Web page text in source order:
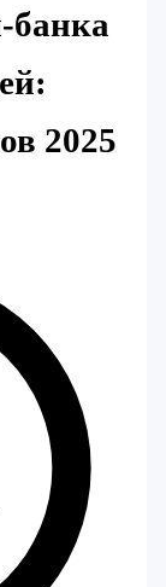
банка
2025